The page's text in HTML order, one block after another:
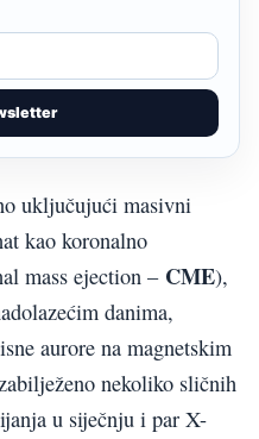
uključujući masivni
kao koronalno
mass ejection – CME),
danima,
aurore na magnetskim
nekoliko sličnih
u siječnju i par X-